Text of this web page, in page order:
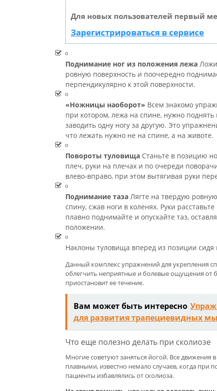
Для новых пользователей первый
Зарегистрироваться в сервисе
Поднимание ног из положения лежа
ровную поверхность и поочередно
перпендикулярно к этой поверхности.
«Ножницы наоборот» Всем знакомо
при котором, лежа на спине, нужно
заводить одну ногу за другую. Это
что лежать нужно не на спине, а на животе.
Повороты туловища Станьте в позицию
плеч, руки на плечах и по очереди
влево-вправо, при этом вытягивая руки
Поднимание таза Лягте на твердую
спину, сжав ноги в коленях. Руки
плавно поднимайте и опускайте таз,
положении.
Наклоны туловища вперед из позиции сидя
Данный комплекс упражнений для укрепления
облегчить неприятные и болевые ощущения от
приостановит ее течение.
Вам может быть интересно
для развития трапециевидных
Что еще полезно делать при сколиозе
Многие советуют заняться йогой. Все движения
плавными, известно немало случаев, когда при
пациенты избавлялись от сколиоза.